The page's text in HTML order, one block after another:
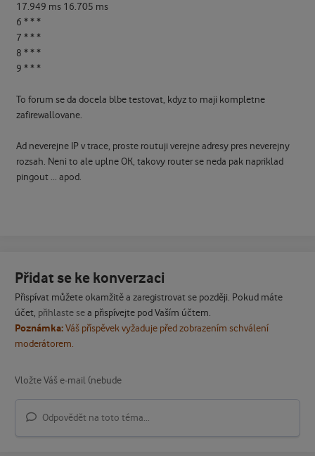
17.949 ms 16.705 ms
6 * * *
7 * * *
8 * * *
9 * * *
To forum se da docela blbe testovat, kdyz to maji kompletne
zafirewallovane.
Ad neverejne IP v trace, proste routuji verejne adresy pres neverejny
rozsah. Neni to ale uplne OK, takovy router se neda pak napriklad
pingout ... apod.
Přidat se ke konverzaci
Přispívat můžete okamžitě a zaregistrovat se později. Pokud máte
účet, přihlaste sea přispívejte pod Vaším účtem.
Poznámka:Váš příspěvek vyžaduje před zobrazením schválení
moderátorem.
Odpovědět na toto téma...